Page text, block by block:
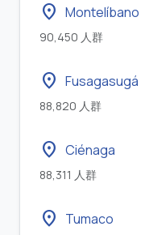
location_on Montelíbano
90,450 人群
location_on Fusagasugá
88,820 人群
location_on Ciénaga
88,311 人群
location_on Tumaco